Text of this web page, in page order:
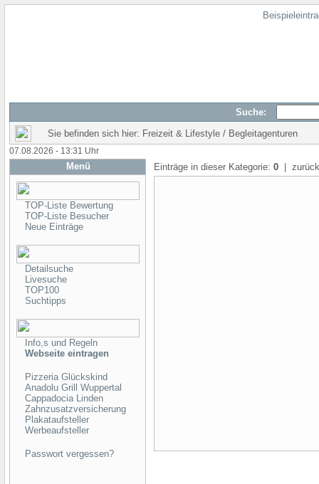
Suche:
Sie befinden sich hier: Freizeit & Lifestyle / Begleitagenturen
07.08.2026 - 13:31 Uhr
Menü
TOP-Liste Bewertung
TOP-Liste Besucher
Neue Einträge
Detailsuche
Livesuche
TOP100
Suchtipps
Info,s und Regeln
Webseite eintragen
Pizzeria Glückskind
Anadolu Grill Wuppertal
Cappadocia Linden
Zahnzusatzversicherung
Plakataufsteller
Werbeaufsteller
Passwort vergessen?
Einträge in dieser Kategorie: 0 |